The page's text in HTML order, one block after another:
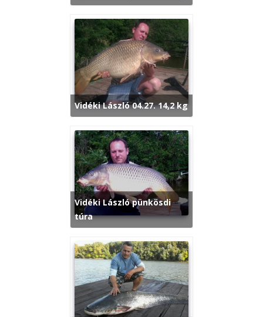
Vidéki László 04.27. 14,2 kg
Vidéki László pünkösdi
túra